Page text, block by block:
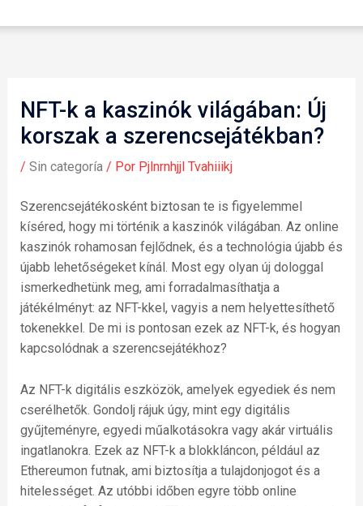
NFT-k a kaszinók világában: Új
korszak a szerencsejátékban?
/ Sin categoría/ Por Pjlnrnhjjl Tvahiiikj
Szerencsejátékosként biztosan te is figyelemmel
kíséred, hogy mi történik a kaszinók világában. Az online
kaszinók rohamosan fejlődnek, és a technológia újabb és
újabb lehetőségeket kínál. Most egy olyan új dologgal
ismerkedhetünk meg, ami forradalmasíthatja a
játékélményt: az NFT-kkel, vagyis a nem helyettesíthető
tokenekkel. De mi is pontosan ezek az NFT-k, és hogyan
kapcsolódnak a szerencsejátékhoz?
Az NFT-k digitális eszközök, amelyek egyediek és nem
cserélhetők. Gondolj rájuk úgy, mint egy digitális
gyűjteményre, egyedi műalkotásokra vagy akár virtuális
ingatlanokra. Ezek az NFT-k a blokkláncon, például az
Ethereumon futnak, ami biztosítja a tulajdonjogot és a
hitelességet. Az utóbbi időben egyre több online